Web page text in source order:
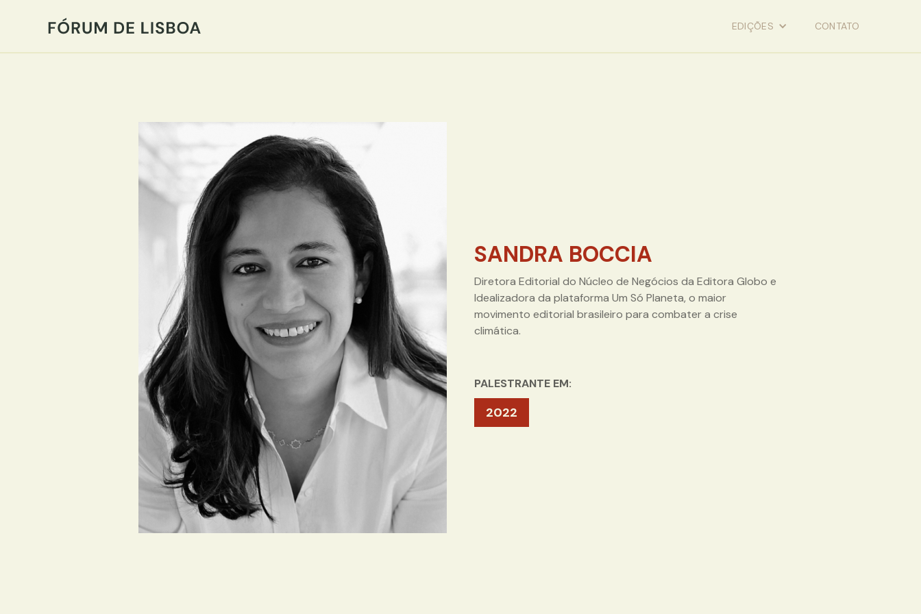
EDIÇÕES CONTATO
SANDRA BOCCIA
Diretora Editorial do Núcleo de Negócios da Editora Globo e
Idealizadora da plataforma Um Só Planeta, o maior
movimento editorial brasileiro para combater a crise
climática.
PALESTRANTE EM:
2022